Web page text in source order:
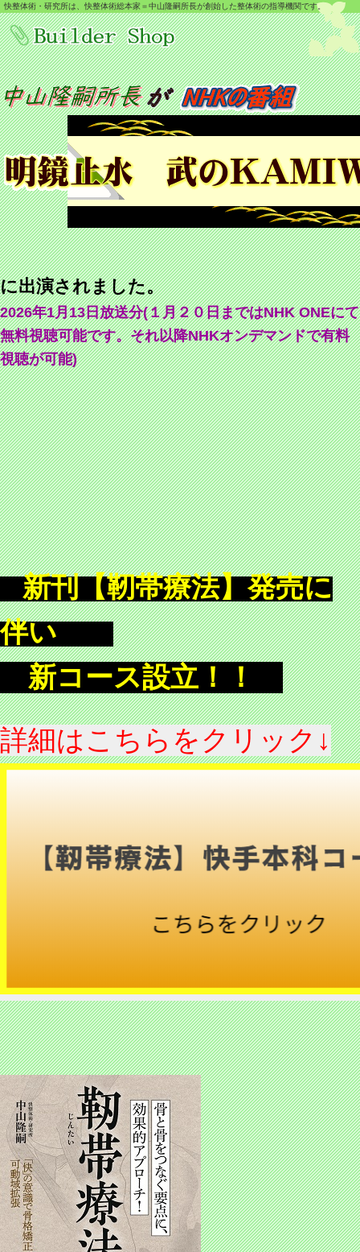
快整体術・研究所は、快整体術総本家＝中山隆嗣所長が創始した整体術の指導機関です。
に出演されました。
2026年1月13日放送分(１月２０日まではNHK ONEにて
無料視聴可能です。それ以降NHKオンデマンドで有料
視聴が可能)
新刊【靭帯療法】発売に
伴い
新コース設立！！
詳細はこちらをクリック↓